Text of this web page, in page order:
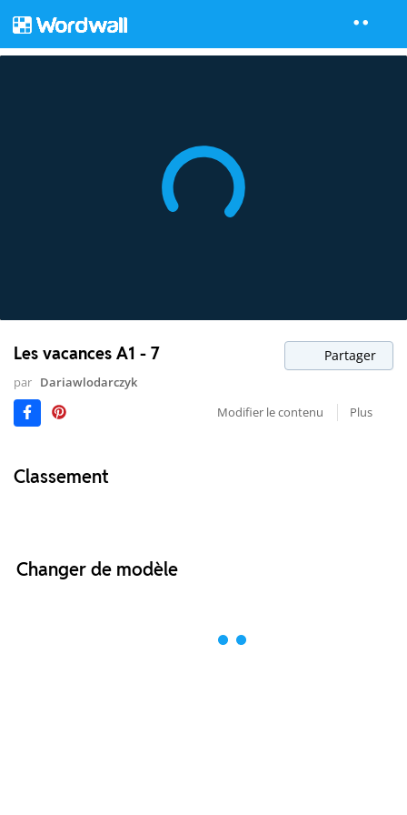
Les vacances A1 - 7 Partager
par Dariawlodarczyk
Modifier le contenu
Plus
Classement
Changer de modèle